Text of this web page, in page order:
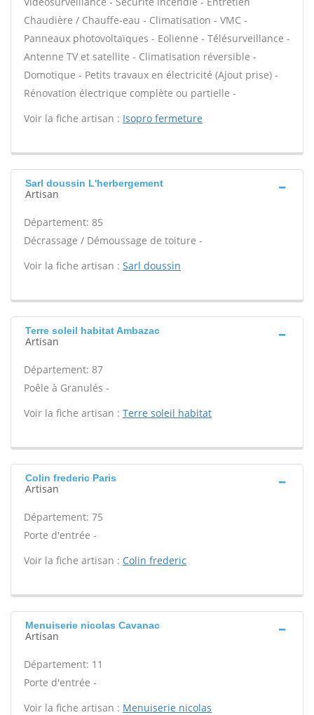
Chaudière / Chauffe-eau - Climatisation - VMC -
Panneaux photovoltaïques - Eolienne - Télésurveillance -
Antenne TV et satellite - Climatisation réversible -
Domotique - Petits travaux en électricité (Ajout prise) -
Rénovation électrique complète ou partielle -
Voir la fiche artisan : Isopro fermeture
Sarl doussin L'herbergement
Artisan
Département: 85
Décrassage / Démoussage de toiture -
Voir la fiche artisan : Sarl doussin
Terre soleil habitat Ambazac
Artisan
Département: 87
Poêle à Granulés -
Voir la fiche artisan : Terre soleil habitat
Colin frederic Paris
Artisan
Département: 75
Porte d'entrée -
Voir la fiche artisan : Colin frederic
Menuiserie nicolas Cavanac
Artisan
Département: 11
Porte d'entrée -
Voir la fiche artisan : Menuiserie nicolas